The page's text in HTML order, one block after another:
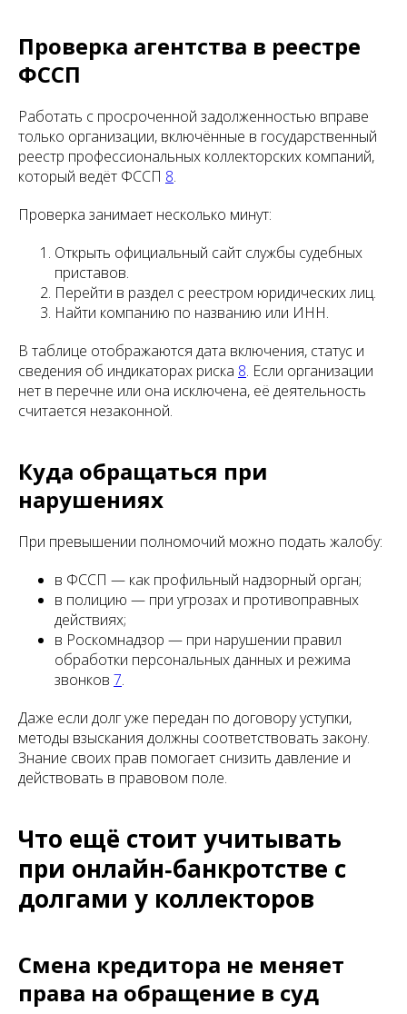
Проверка агентства в реестре
ФССП
Работать с просроченной задолженностью вправе
только организации, включённые в государственный
реестр профессиональных коллекторских компаний,
который ведёт ФССП 8.
Проверка занимает несколько минут:
Открыть официальный сайт службы судебных
приставов.
Перейти в раздел с реестром юридических лиц.
Найти компанию по названию или ИНН.
В таблице отображаются дата включения, статус и
сведения об индикаторах риска 8. Если организации
нет в перечне или она исключена, её деятельность
считается незаконной.
Куда обращаться при
нарушениях
При превышении полномочий можно подать жалобу:
в ФССП — как профильный надзорный орган;
в полицию — при угрозах и противоправных
действиях;
в Роскомнадзор — при нарушении правил
обработки персональных данных и режима
звонков 7.
Даже если долг уже передан по договору уступки,
методы взыскания должны соответствовать закону.
Знание своих прав помогает снизить давление и
действовать в правовом поле.
Что ещё стоит учитывать
при онлайн‑банкротстве с
долгами у коллекторов
Смена кредитора не меняет
права на обращение в суд